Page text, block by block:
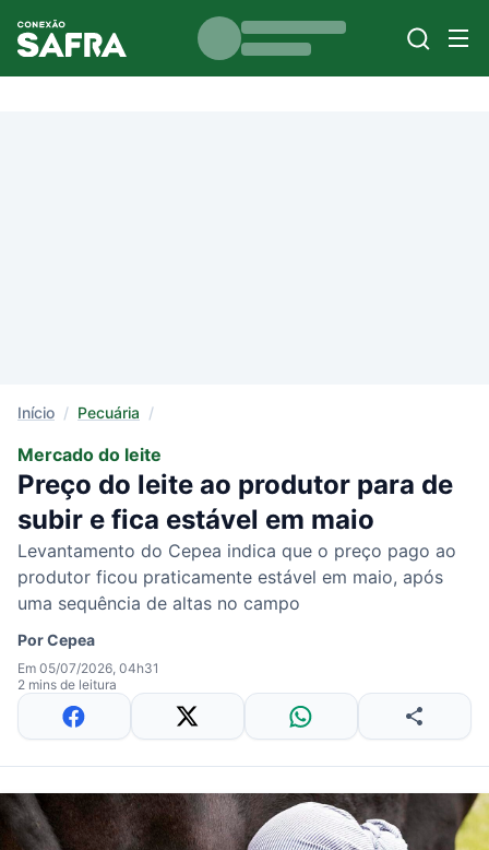
Início / Pecuária /
Mercado do leite
Preço do leite ao produtor para de
subir e fica estável em maio
Levantamento do Cepea indica que o preço pago ao
produtor ficou praticamente estável em maio, após
uma sequência de altas no campo
PorCepea
Em 05/07/2026, 04h31
2 mins de leitura